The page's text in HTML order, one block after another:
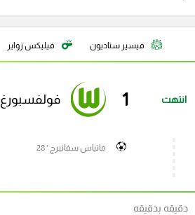
فيسير ستاديون فيليكس زواير
انتهت 1 فولفسبورغ
ماتياس سفانبرج ' 28
دقيقه بدقيقه